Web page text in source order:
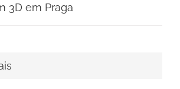
3D em Praga